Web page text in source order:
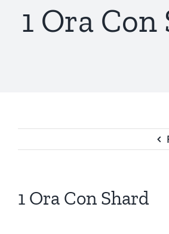
1 Ora Con
1 Ora Con Shard